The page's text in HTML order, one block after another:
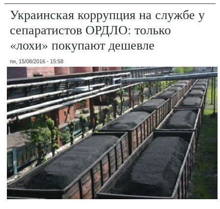
Украинская коррупция на службе у
сепаратистов ОРДЛО: только
«лохи» покупают дешевле
пн, 15/08/2016 - 15:58